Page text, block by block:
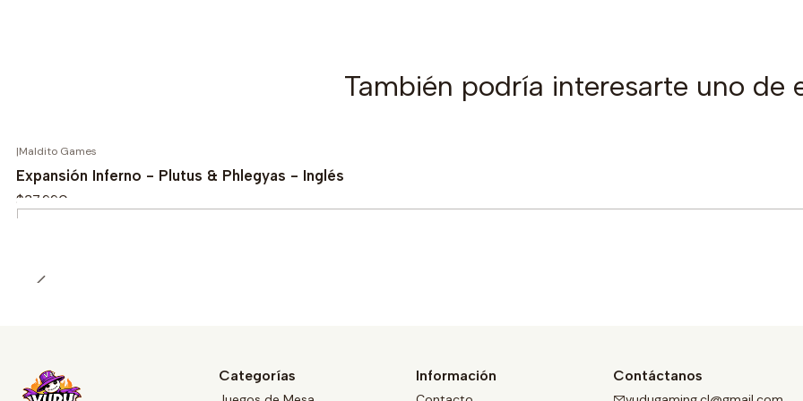
También podría interesarte uno de
|Maldito Games
Expansión Inferno - Plutus & Phlegyas - Inglés
$37.990
Categorías Información Contáctanos